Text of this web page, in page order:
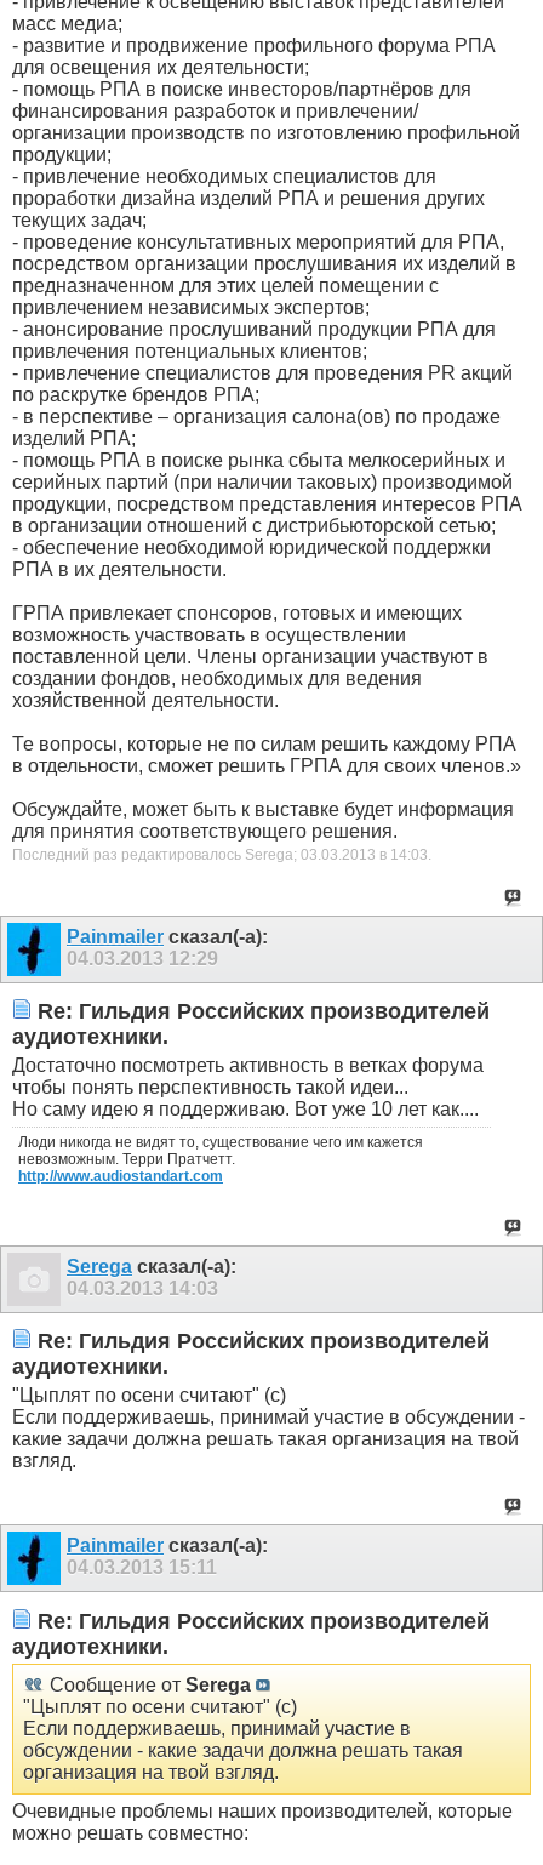
масс медиа;
- развитие и продвижение профильного форума РПА
для освещения их деятельности;
- помощь РПА в поиске инвесторов/партнёров для
финансирования разработок и привлечении/
организации производств по изготовлению профильной
продукции;
- привлечение необходимых специалистов для
проработки дизайна изделий РПА и решения других
текущих задач;
- проведение консультативных мероприятий для РПА,
посредством организации прослушивания их изделий в
предназначенном для этих целей помещении с
привлечением независимых экспертов;
- анонсирование прослушиваний продукции РПА для
привлечения потенциальных клиентов;
- привлечение специалистов для проведения PR акций
по раскрутке брендов РПА;
- в перспективе – организация салона(ов) по продаже
изделий РПА;
- помощь РПА в поиске рынка сбыта мелкосерийных и
серийных партий (при наличии таковых) производимой
продукции, посредством представления интересов РПА
в организации отношений с дистрибьюторской сетью;
- обеспечение необходимой юридической поддержки
РПА в их деятельности.
ГРПА привлекает спонсоров, готовых и имеющих
возможность участвовать в осуществлении
поставленной цели. Члены организации участвуют в
создании фондов, необходимых для ведения
хозяйственной деятельности.
Те вопросы, которые не по силам решить каждому РПА
в отдельности, сможет решить ГРПА для своих членов.»
Обсуждайте, может быть к выставке будет информация
для принятия соответствующего решения.
Последний раз редактировалось Serega; 03.03.2013 в 14:03.
Painmailer сказал(-а):
04.03.2013 12:29
Re: Гильдия Российских производителей
аудиотехники.
Достаточно посмотреть активность в ветках форума
чтобы понять перспективность такой идеи...
Но саму идею я поддерживаю. Вот уже 10 лет как....
Люди никогда не видят то, существование чего им кажется
невозможным. Терри Пратчетт.
http://www.audiostandart.com
Serega сказал(-а):
04.03.2013 14:03
Re: Гильдия Российских производителей
аудиотехники.
"Цыплят по осени считают" (с)
Если поддерживаешь, принимай участие в обсуждении -
какие задачи должна решать такая организация на твой
взгляд.
Painmailer сказал(-а):
04.03.2013 15:11
Re: Гильдия Российских производителей
аудиотехники.
Сообщение от Serega
"Цыплят по осени считают" (с)
Если поддерживаешь, принимай участие в
обсуждении - какие задачи должна решать такая
организация на твой взгляд.
Очевидные проблемы наших производителей, которые
можно решать совместно: